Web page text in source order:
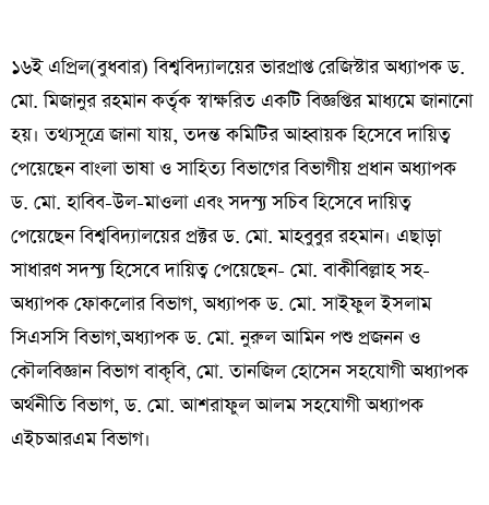
১৬ই এপ্রিল(বুধবার) বিশ্ববিদ্যালয়ের ভারপ্রাপ্ত রেজিস্টার অধ‍্যাপক ড.
মো. মিজানুর রহমান কর্তৃক স্বাক্ষরিত একটি বিজ্ঞপ্তির মাধ‍্যমে জানানো
হয়। তথ‍্যসূত্রে জানা যায়, তদন্ত কমিটির আহ্বায়ক হিসেবে দায়িত্ব
পেয়েছেন বাংলা ভাষা ও সাহিত‍্য বিভাগের বিভাগীয় প্রধান অধ‍্যাপক
ড. মো. হাবিব-উল-মাওলা এবং সদস‍্য সচিব হিসেবে দায়িত্ব
পেয়েছেন বিশ্ববিদ্যালয়ের প্রক্টর ড. মো. মাহবুবুর রহমান। এছাড়া
সাধারণ সদস‍্য হিসেবে দায়িত্ব পেয়েছেন- মো. বাকীবিল্লাহ সহ-
অধ‍্যাপক ফোকলোর বিভাগ, অধ‍্যাপক ড. মো. সাইফুল ইসলাম
সিএসসি বিভাগ,অধ‍্যাপক ড. মো. নুরুল আমিন পশু প্রজনন ও
কৌলবিজ্ঞান বিভাগ বাকৃবি, মো. তানজিল হোসেন সহযোগী অধ‍্যাপক
অর্থনীতি বিভাগ, ড. মো. আশরাফুল আলম সহযোগী অধ‍‍্যাপক
এইচআরএম বিভাগ।